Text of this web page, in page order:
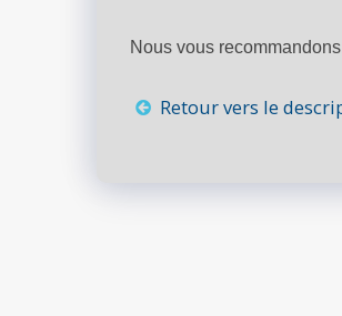
Nous vous
Retour vers le